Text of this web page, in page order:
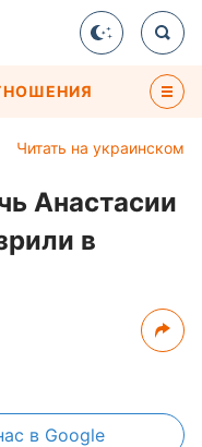
Читать на украинском
Анастасии
в
в Google